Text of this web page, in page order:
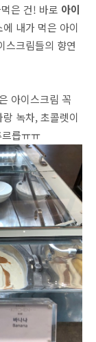
은 건! 바로 아이
에 내가 먹은 아이
스크림들의 향연
아이스크림 꼭
녹차, 초콜렛이
릅ㅠㅠ